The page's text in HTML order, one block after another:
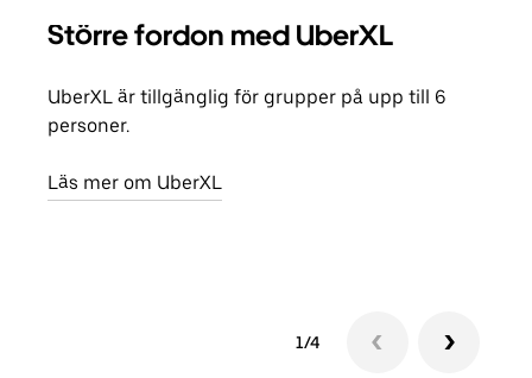
Större fordon med UberXL
UberXL är tillgänglig för grupper på upp till 6
personer.
Läs mer om UberXL
1/4